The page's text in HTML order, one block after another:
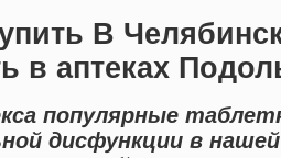
В
в аптеках
популярные
дисфункции в